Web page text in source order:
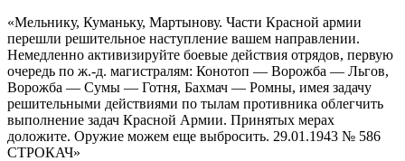
«Мельнику, Куманьку, Мартынову. Части Красной армии
перешли решительное наступление вашем направлении.
Немедленно активизируйте боевые действия отрядов, первую
очередь по ж.-д. магистралям: Конотоп — Ворожба — Льгов,
Ворожба — Сумы — Готня, Бахмач — Ромны, имея задачу
решительными действиями по тылам противника облегчить
выполнение задач Красной Армии. Принятых мерах
доложите. Оружие можем еще выбросить. 29.01.1943 № 586
СТРОКАЧ»